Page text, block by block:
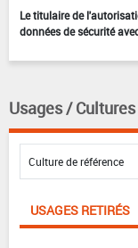
Le titulaire de
données de sécurité
Usages / Cultures
USAGES RETIRÉS